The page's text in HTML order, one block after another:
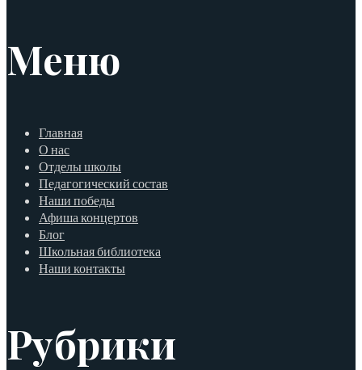
Меню
Главная
О нас
Отделы школы
Педагогический состав
Наши победы
Афиша концертов
Блог
Школьная библиотека
Наши контакты
Рубрики